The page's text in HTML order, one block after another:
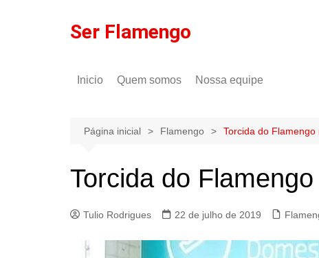
Ser Flamengo
Inicio Quem somos
Política de privacidade
Nossa equipe
Gilson Lima
Página inicial Flamengo Torcida do
Torcida do
Tulio Rodrigues 22 de julho de 2019